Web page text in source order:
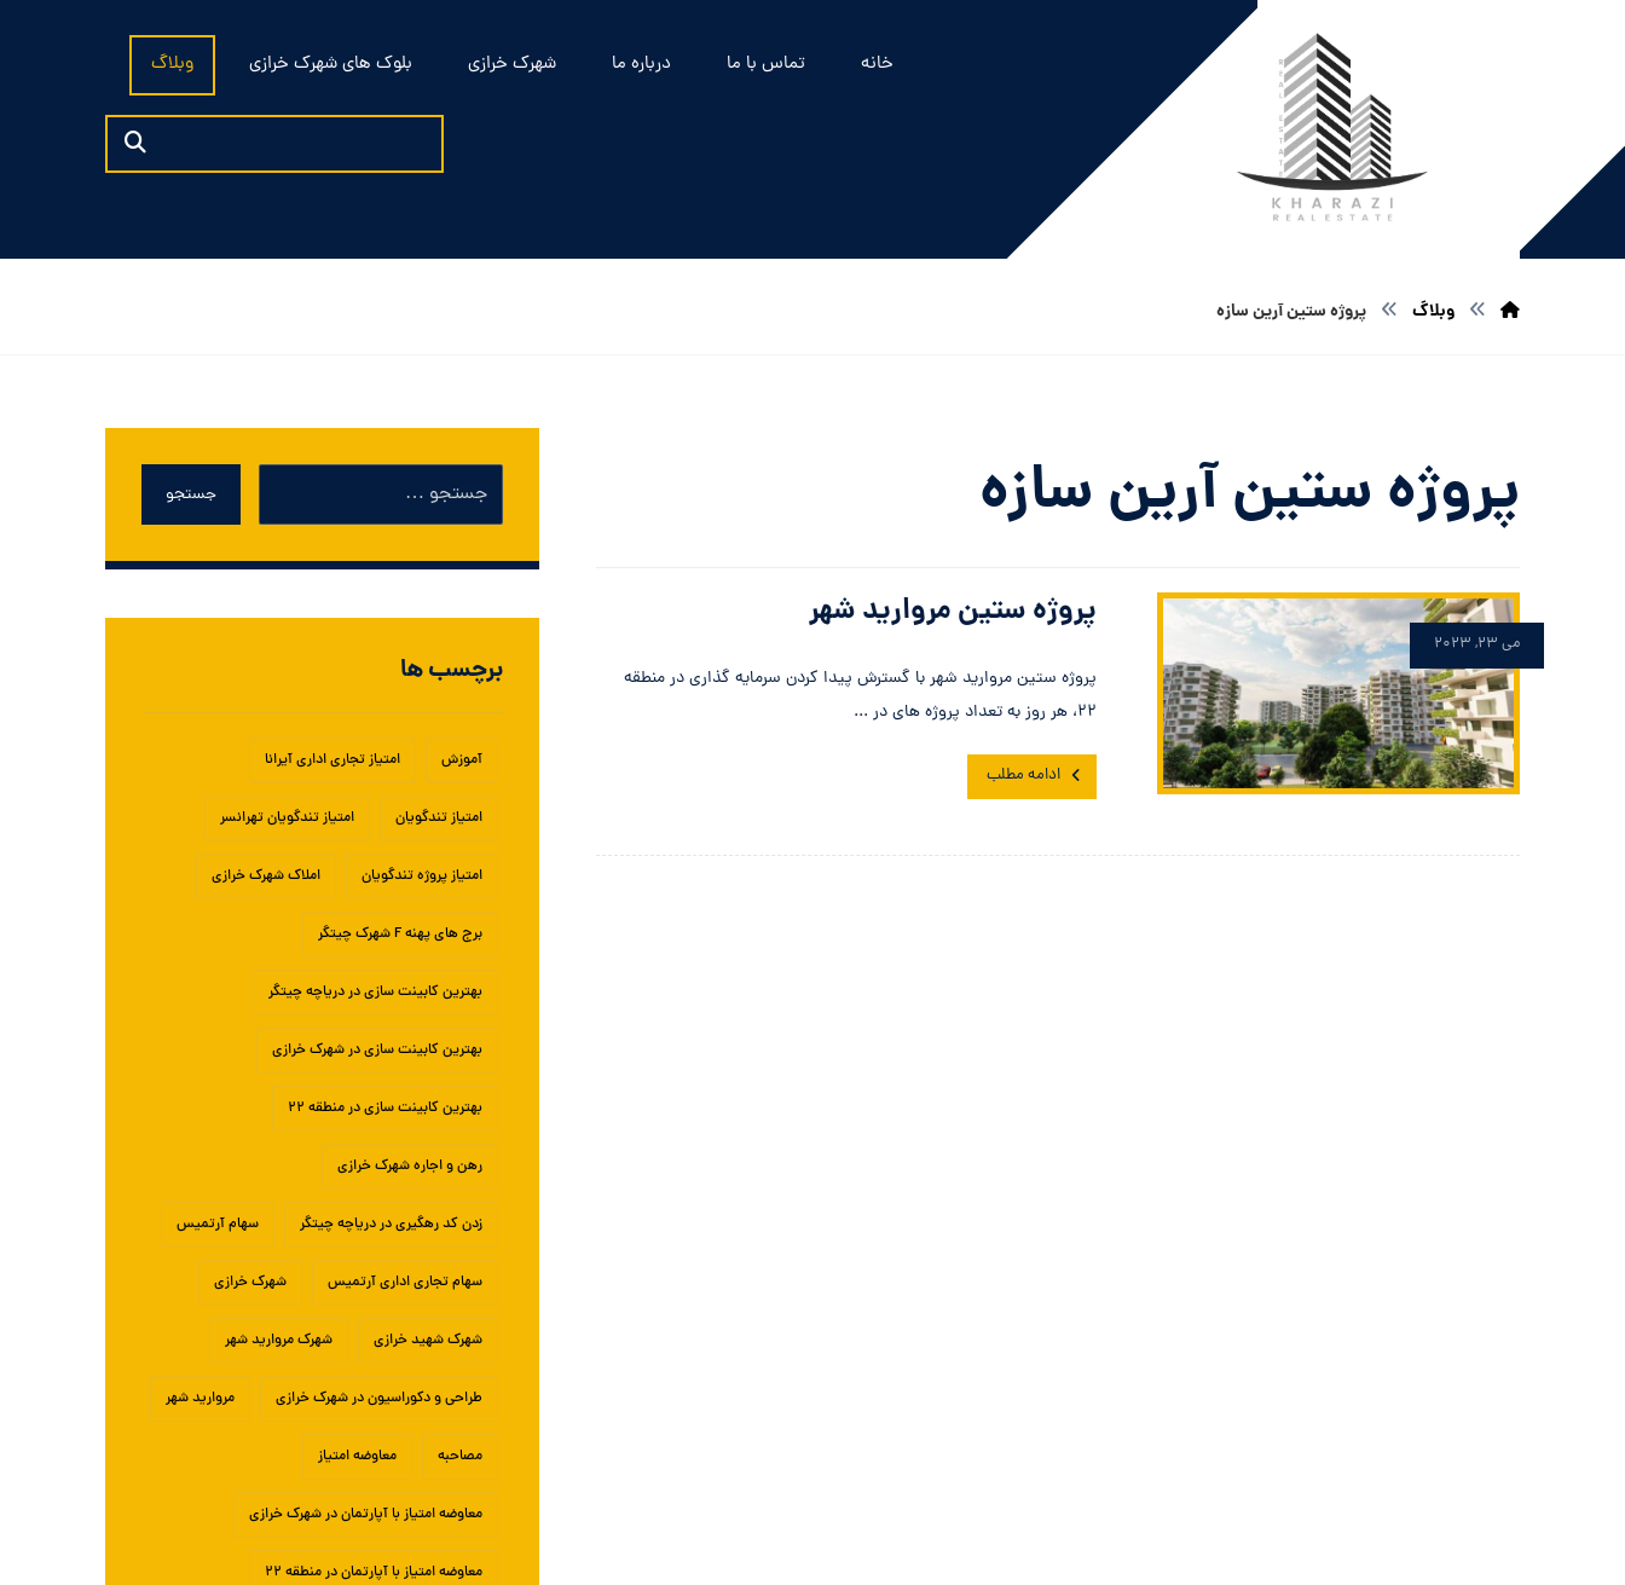
خانه تماس با ما درباره ما شهرک خرازی بلوک های شهرک خرازی وبلاگ
وبلاگ پروژه ستین آرین سازه
پروژه ستین آرین سازه
پروژه ستین مروارید شهر
می ۲۳, ۲۰۲۳
پروژه ستین مروارید شهر با گسترش پیدا کردن سرمایه گذاری در منطقه
۲۲، هر روز به تعداد پروژه های در ...
ادامه مطلب
جستجو
برچسب ها
آموزش امتیاز تجاری اداری آیرانا
امتیاز تندگویان امتیاز تندگویان تهرانسر
امتیاز پروژه تندگویان املاک شهرک خرازی
برج های پهنه F شهرک چیتگر
بهترین کابینت سازی در دریاچه چیتگر
بهترین کابینت سازی در شهرک خرازی
بهترین کابینت سازی در منطقه ۲۲
رهن و اجاره شهرک خرازی
زدن کد رهگیری در دریاچه چیتگر سهام آرتمیس
سهام تجاری اداری آرتمیس شهرک خرازی
شهرک شهید خرازی شهرک مروارید شهر
طراحی و دکوراسیون در شهرک خرازی مروارید شهر
مصاحبه معاوضه امتیاز
معاوضه امتیاز با آپارتمان در شهرک خرازی
معاوضه امتیاز با آپارتمان در منطقه ۲۲